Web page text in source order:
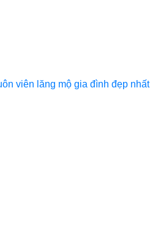
viên lăng mộ gia đình đẹp nhất